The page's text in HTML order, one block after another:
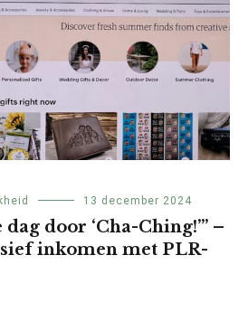
13 december 2024
door ‘Cha-Ching!’” –
inkomen met PLR-